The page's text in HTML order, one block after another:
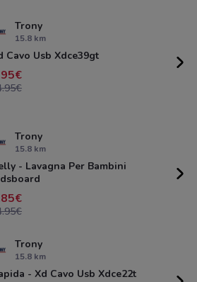
Trony
15.8 km
Cavo Usb Xdce39gt
Trony
15.8 km
Per Bambini
Trony
15.8 km
- Xd Cavo Usb Xdce22t